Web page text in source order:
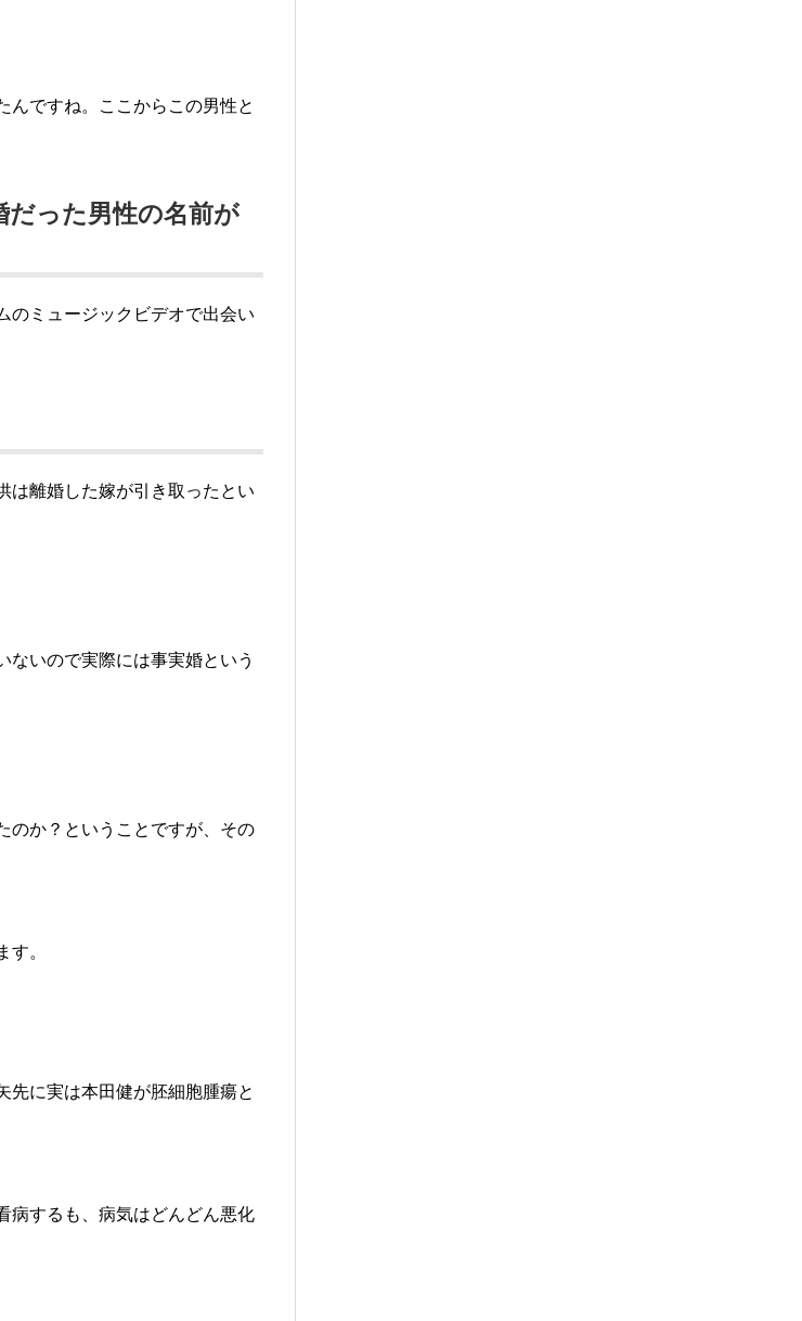
んですね。ここからこの男性と
だった男性の名前が
のミュージックビデオで出会い
は離婚した嫁が引き取ったとい
ないので実際には事実婚という
のか？ということですが、その
。
先に実は本田健が胚細胞腫瘍と
病するも、病気はどんどん悪化